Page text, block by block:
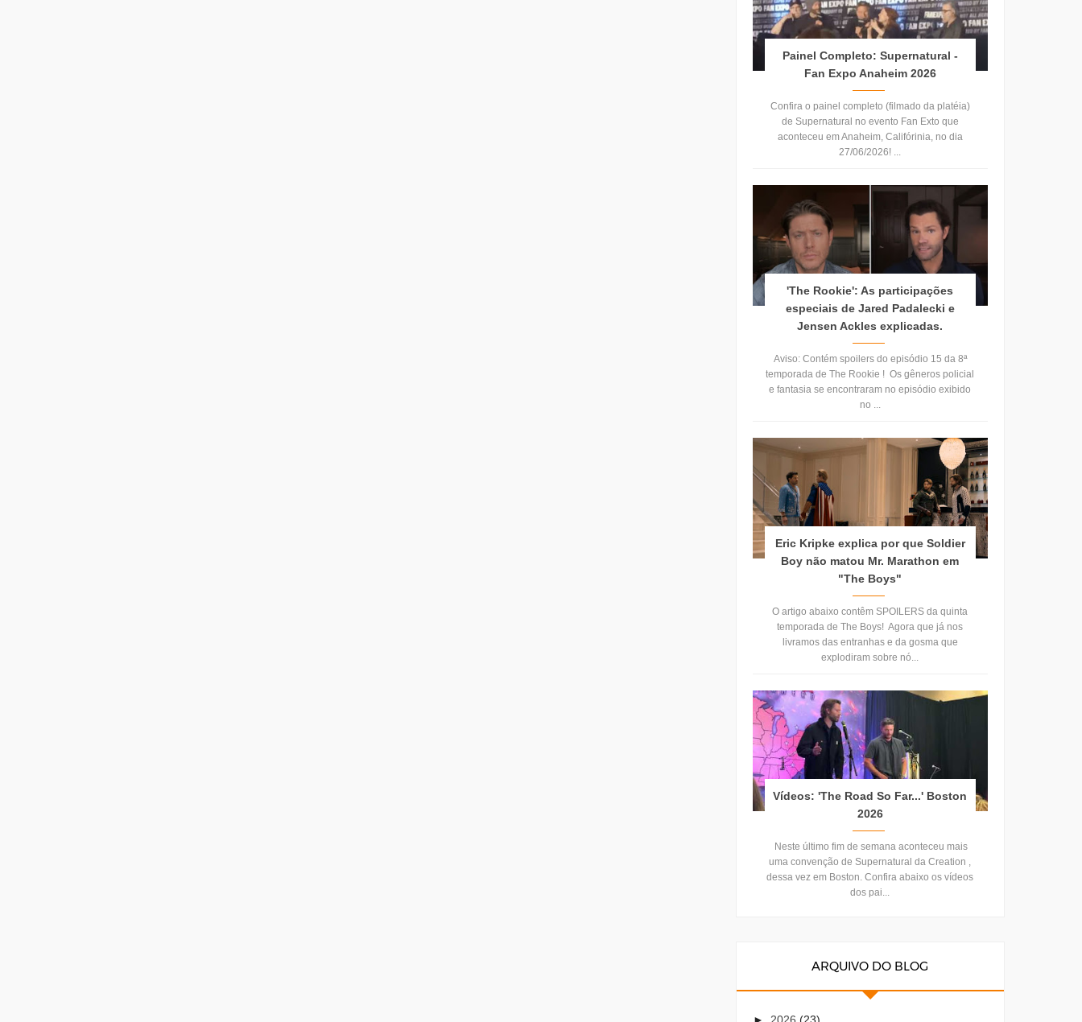
Painel Completo: Supernatural -
Fan Expo Anaheim 2026
Confira o painel completo (filmado da platéia)
de Supernatural no evento Fan Exto que
aconteceu em Anaheim, Califórinia, no dia
27/06/2026! ...
'The Rookie': As participações
especiais de Jared Padalecki e
Jensen Ackles explicadas.
Aviso: Contém spoilers do episódio 15 da 8ª
temporada de The Rookie ! Os gêneros policial
e fantasia se encontraram no episódio exibido
no ...
Eric Kripke explica por que Soldier
Boy não matou Mr. Marathon em
"The Boys"
O artigo abaixo contêm SPOILERS da quinta
temporada de The Boys! Agora que já nos
livramos das entranhas e da gosma que
explodiram sobre nó...
Vídeos: 'The Road So Far...' Boston
2026
Neste último fim de semana aconteceu mais
uma convenção de Supernatural da Creation ,
dessa vez em Boston. Confira abaixo os vídeos
dos pai...
ARQUIVO DO BLOG
► 2026 (23)